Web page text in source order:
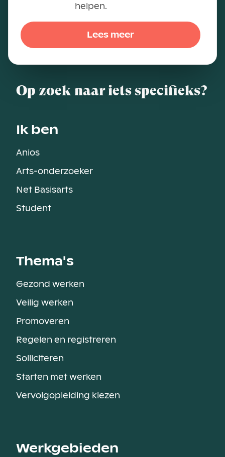
helpen.
Lees meer
Op zoek naar iets specifieks?
Ik ben
Anios
Arts-onderzoeker
Net Basisarts
Student
Thema's
Gezond werken
Veilig werken
Promoveren
Regelen en registreren
Solliciteren
Starten met werken
Vervolgopleiding kiezen
Werkgebieden